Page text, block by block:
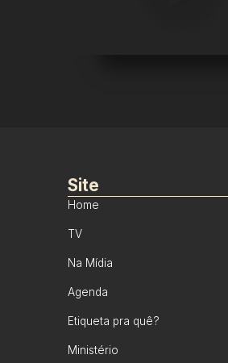
Site
Home
TV
Na Mídia
Agenda
Etiqueta pra quê?
Ministério